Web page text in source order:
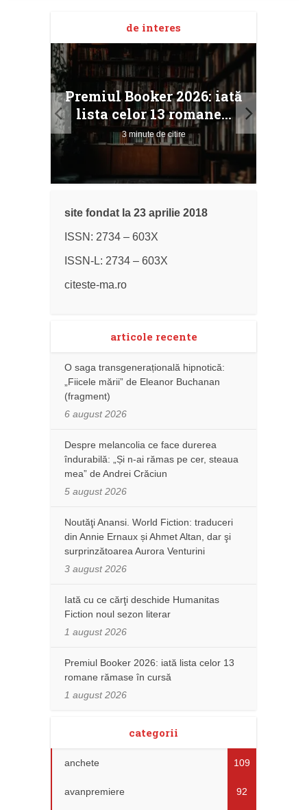
de interes
Premiul Booker 2026: iată
lista celor 13 romane...
3 minute de citire
site fondat la 23 aprilie 2018
ISSN: 2734 – 603X
ISSN-L: 2734 – 603X
citeste-ma.ro
articole recente
O saga transgenerațională hipnotică:
„Fiicele mării” de Eleanor Buchanan
(fragment)
6 august 2026
Despre melancolia ce face durerea
îndurabilă: „Și n-ai rămas pe cer, steaua
mea” de Andrei Crăciun
5 august 2026
Noutăţi Anansi. World Fiction: traduceri
din Annie Ernaux și Ahmet Altan, dar şi
surprinzătoarea Aurora Venturini
3 august 2026
Iată cu ce cărţi deschide Humanitas
Fiction noul sezon literar
1 august 2026
Premiul Booker 2026: iată lista celor 13
romane rămase în cursă
1 august 2026
categorii
anchete 109
avanpremiere 92